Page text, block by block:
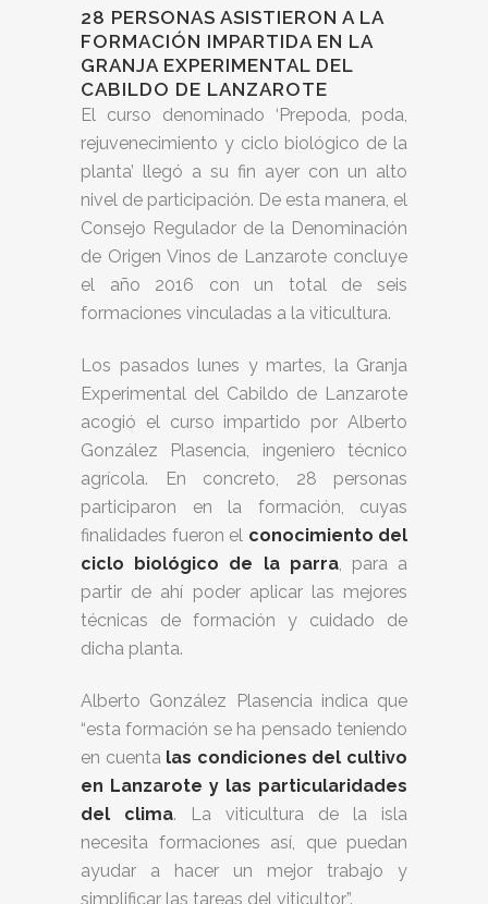
28 PERSONAS ASISTIERON A LA
FORMACIÓN IMPARTIDA EN LA
GRANJA EXPERIMENTAL DEL
CABILDO DE LANZAROTE
El curso denominado ‘Prepoda, poda,
rejuvenecimiento y ciclo biológico de la
planta’ llegó a su fin ayer con un alto
nivel de participación. De esta manera, el
Consejo Regulador de la Denominación
de Origen Vinos de Lanzarote concluye
el año 2016 con un total de seis
formaciones vinculadas a la viticultura.
Los pasados lunes y martes, la Granja
Experimental del Cabildo de Lanzarote
acogió el curso impartido por Alberto
González Plasencia, ingeniero técnico
agrícola. En concreto, 28 personas
participaron en la formación, cuyas
finalidades fueron el conocimiento del
ciclo biológico de la parra, para a
partir de ahí poder aplicar las mejores
técnicas de formación y cuidado de
dicha planta.
Alberto González Plasencia indica que
“esta formación se ha pensado teniendo
en cuenta las condiciones del cultivo
en Lanzarote y las particularidades
del clima. La viticultura de la isla
necesita formaciones así, que puedan
ayudar a hacer un mejor trabajo y
simplificar las tareas del viticultor”.